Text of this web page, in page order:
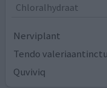
Chloralhydraat
Nerviplant
Tendo
Quviviq